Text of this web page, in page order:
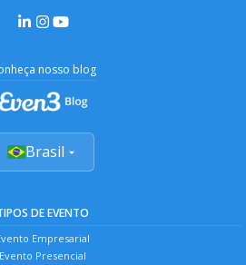
nosso blog
Brasil
DE EVENTO
Empresarial
Evento Presencial